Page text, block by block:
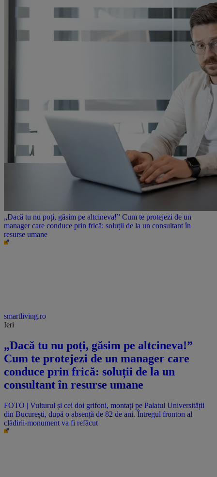
„Dacă tu nu poți, găsim pe altcineva!” Cum te protejezi de un
manager care conduce prin frică: soluții de la un consultant în
resurse umane
smartliving.ro
Ieri
„Dacă tu nu poți, găsim pe altcineva!”
Cum te protejezi de un manager care
conduce prin frică: soluții de la un
consultant în resurse umane
FOTO | Vulturul și cei doi grifoni, montați pe Palatul Universității
din București, după o absență de 82 de ani. Întregul fronton al
clădirii-monument va fi refăcut